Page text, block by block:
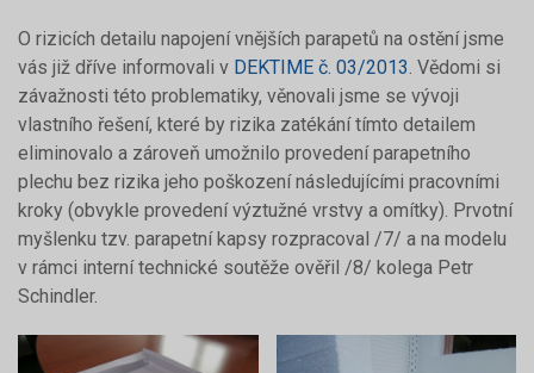
O rizicích detailu napojení vnějších parapetů na ostění jsme
vás již dříve informovali v DEKTIME č. 03/2013. Vědomi si
závažnosti této problematiky, věnovali jsme se vývoji
vlastního řešení, které by rizika zatékání tímto detailem
eliminovalo a zároveň umožnilo provedení parapetního
plechu bez rizika jeho poškození následujícími pracovními
kroky (obvykle provedení výztužné vrstvy a omítky). Prvotní
myšlenku tzv. parapetní kapsy rozpracoval /7/ a na modelu
v rámci interní technické soutěže ověřil /8/ kolega Petr
Schindler.